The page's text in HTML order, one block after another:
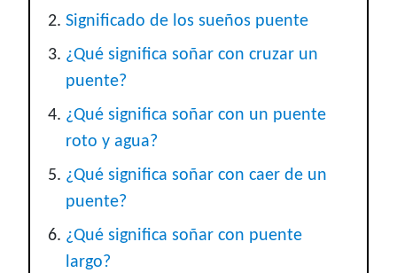
Significado de los sueños puente
¿Qué significa soñar con cruzar un
puente?
¿Qué significa soñar con un puente
roto y agua?
¿Qué significa soñar con caer de un
puente?
¿Qué significa soñar con puente
largo?